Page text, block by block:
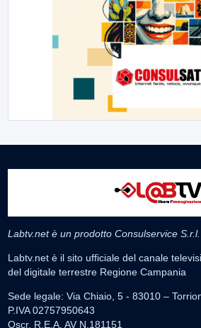
Labtv.net è un prodotto Consulservice S.r.l.
Labtv.net è il sito ufficiale del canale
del digitale terrestre Regione Campania
Sede legale: Via Chiaio, 5 - 83010 –
P.IVA 02757950643
Oscr. R.E.A. AV N.181151